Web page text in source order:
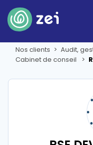
Nos clients
Audit,
Cabinet de conseil